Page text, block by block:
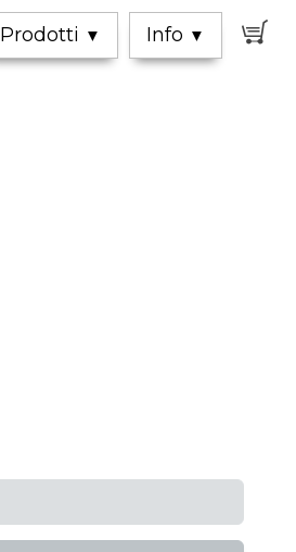
Prodotti ▼ Info ▼